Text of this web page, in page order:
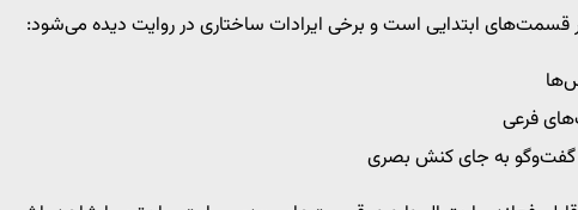
قسمت‌های ابتدایی است و برخی ایرادات ساختاری در روایت دیده می‌شود:
فرعی
گفت‌وگو به جای کنش بصری